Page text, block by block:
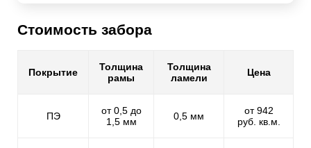
Стоимость забора
Покрытие
Толщина
рамы
Толщина
ламели
Цена
ПЭ
от 0,5 до
1,5 мм
0,5 мм
от 942
руб. кв.м.